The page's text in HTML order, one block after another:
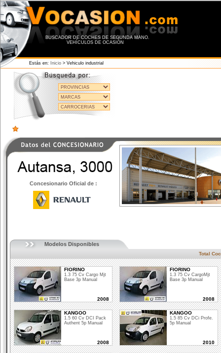
BUSCADOR DE COCHES DE SEGUNDA MANO.
VEHÍCULOS DE OCASIÓN
Estás en: Inicio > Vehiculo industrial
Concesionario Oficial de :
Modelos Disponibles
Total
FIORINO
1.3 75 Cv Cargo Mjt
Base 3p Manual
2008
FIORINO
1.3 75 Cv CargoMjt
Base 3p Manual
2008
KANGOO
1.5 60 Cv DCI Pack
Authent 5p Manual
2008
KANGOO
1.5 85 Cv DCi Profe.
5p Manual
2010